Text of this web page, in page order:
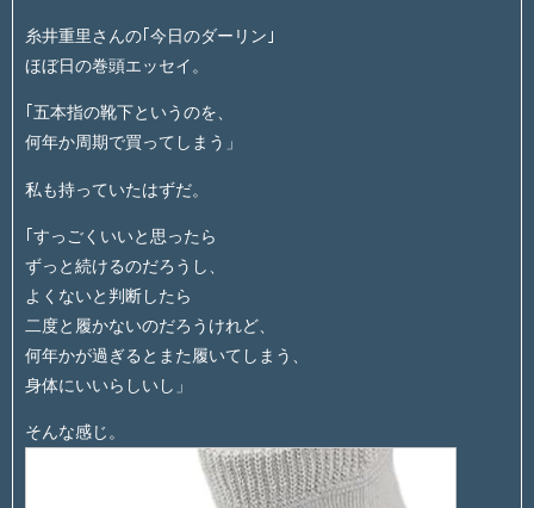
糸井重里さんの｢今日のダーリン｣
ほぼ日の巻頭エッセイ。
｢五本指の靴下というのを、
何年か周期で買ってしまう」
私も持っていたはずだ。
｢すっごくいいと思ったら
ずっと続けるのだろうし、
よくないと判断したら
二度と履かないのだろうけれど、
何年かが過ぎるとまた履いてしまう、
身体にいいらしいし」
そんな感じ。